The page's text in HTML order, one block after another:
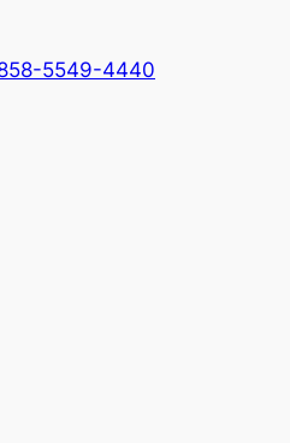
5549-4440